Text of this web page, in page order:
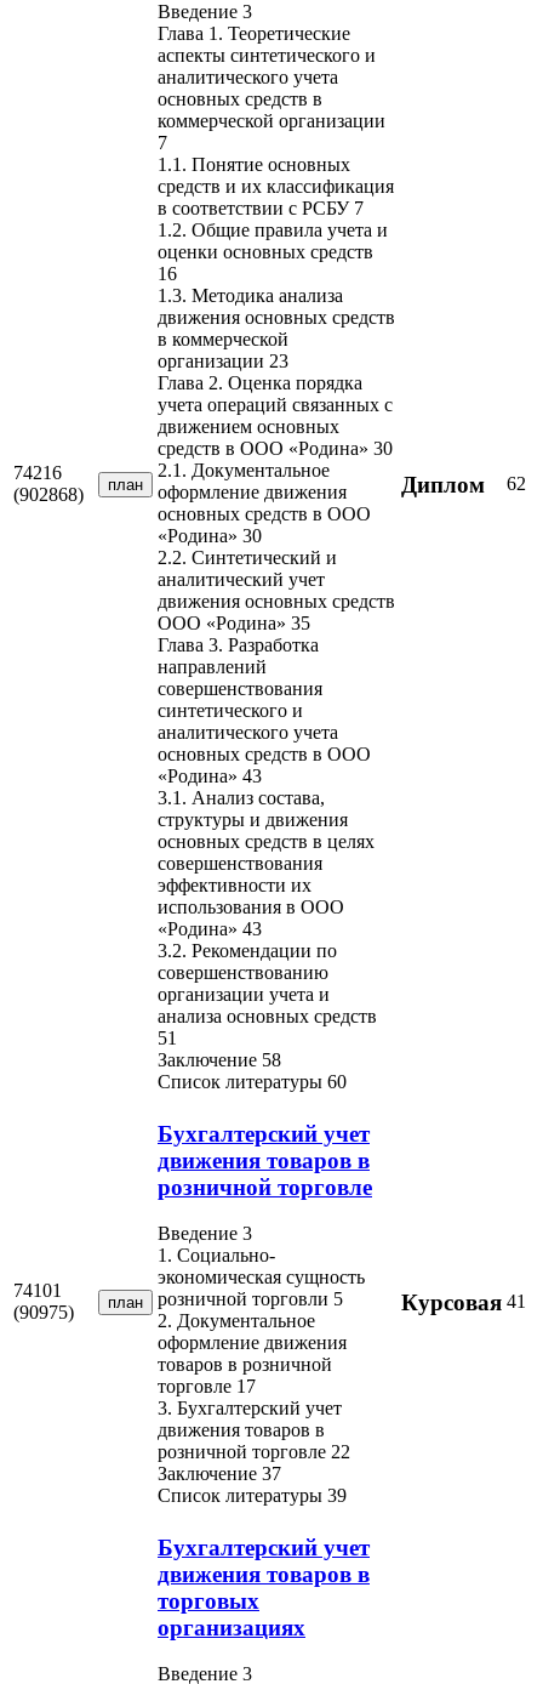
74216
(902868)
план
Введение 3
Глава 1. Теоретические
аспекты синтетического и
аналитического учета
основных средств в
коммерческой организации
7
1.1. Понятие основных
средств и их классификация
в соответствии с РСБУ 7
1.2. Общие правила учета и
оценки основных средств
16
1.3. Методика анализа
движения основных средств
в коммерческой
организации 23
Глава 2. Оценка порядка
учета операций связанных с
движением основных
средств в ООО «Родина» 30
2.1. Документальное
оформление движения
основных средств в ООО
«Родина» 30
2.2. Синтетический и
аналитический учет
движения основных средств
ООО «Родина» 35
Глава 3. Разработка
направлений
совершенствования
синтетического и
аналитического учета
основных средств в ООО
«Родина» 43
3.1. Анализ состава,
структуры и движения
основных средств в целях
совершенствования
эффективности их
использования в ООО
«Родина» 43
3.2. Рекомендации по
совершенствованию
организации учета и
анализа основных средств
51
Заключение 58
Список литературы 60
Диплом 62
74101
(90975)
план
Бухгалтерский учет
движения товаров в
розничной торговле
Введение 3
1. Социально-
экономическая сущность
розничной торговли 5
2. Документальное
оформление движения
товаров в розничной
торговле 17
3. Бухгалтерский учет
движения товаров в
розничной торговле 22
Заключение 37
Список литературы 39
Курсовая 41
Бухгалтерский учет
движения товаров в
торговых
организациях
Введение 3